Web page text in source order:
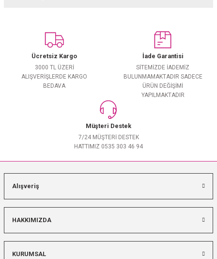
Ücretsiz Kargo
3000 TL ÜZERİ
ALIŞVERİŞLERDE KARGO
BEDAVA
İade Garantisi
SİTEMİZDE İADEMİZ
BULUNMAMAKTADIR SADECE
ÜRÜN DEĞİŞİMİ
YAPILMAKTADIR
Müşteri Destek
7/24 MÜŞTERİ DESTEK
HATTIMIZ 0535 303 46 94
Alışveriş
HAKKIMIZDA
KURUMSAL